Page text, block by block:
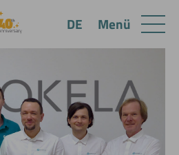
Menü
DE